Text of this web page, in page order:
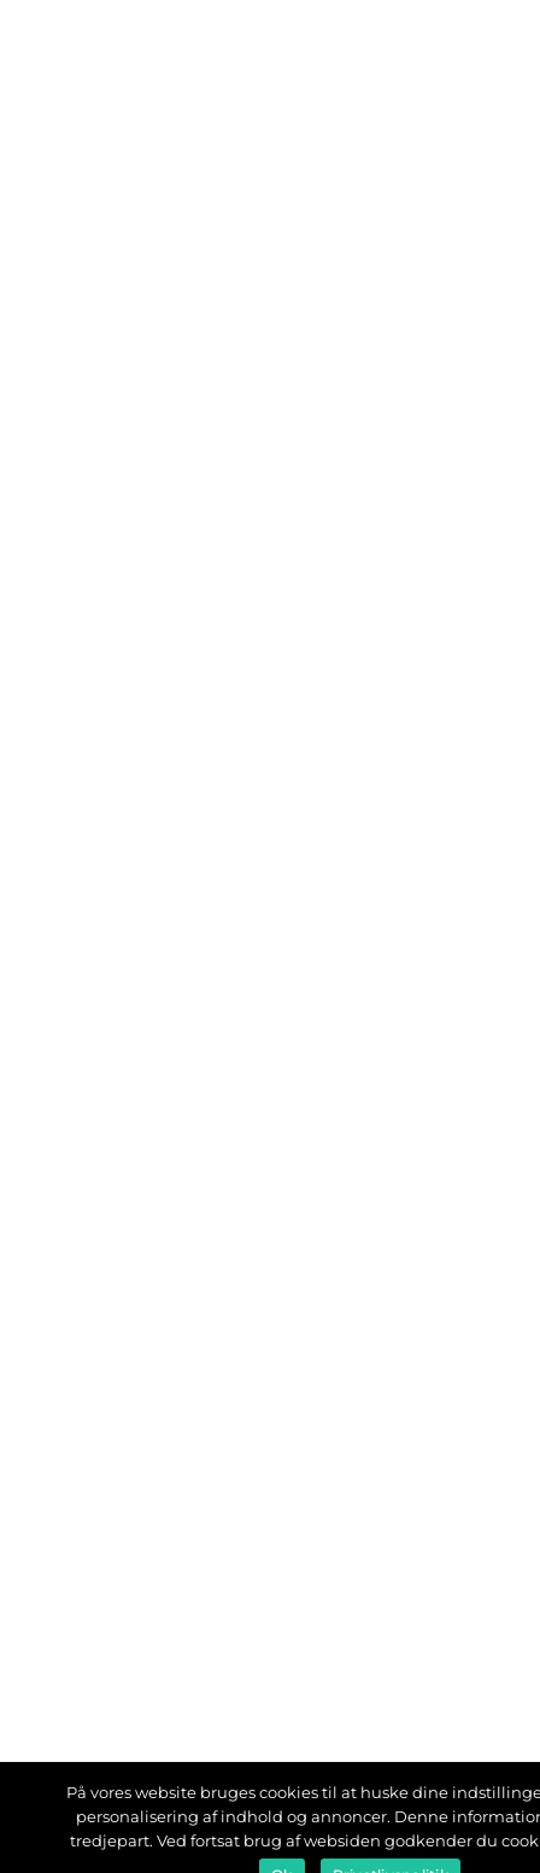
På vores website bruges cookies til at huske dine
personalisering af indhold og annoncer. Denne
tredjepart. Ved fortsat brug af websiden godkender du